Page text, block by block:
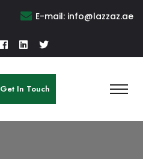
E-mail: info@lazzaz.ae
Get In Touch